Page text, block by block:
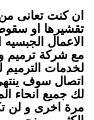
ان كنت تعانى
تقشيرها او
الاعمال
مع شركة ترميم
لخدمات
اتصال سوف
لك جميع انحاء
مرة اخرى و لن